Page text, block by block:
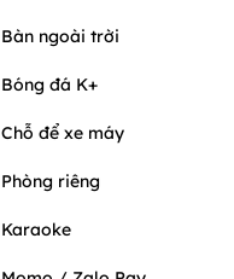
Bàn ngoài trời
Bóng đá K+
Chỗ để xe máy
Phòng riêng
Karaoke